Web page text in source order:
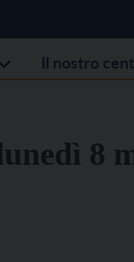
Il nostro
8